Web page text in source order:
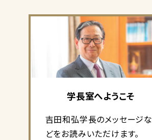
学長室へようこそ
吉田和弘学長のメッセージな
どをお読みいただけます。